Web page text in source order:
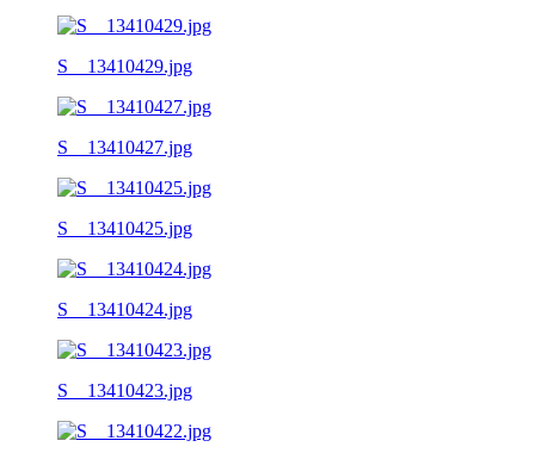
S__13410429.jpg
S__13410427.jpg
S__13410425.jpg
S__13410424.jpg
S__13410423.jpg